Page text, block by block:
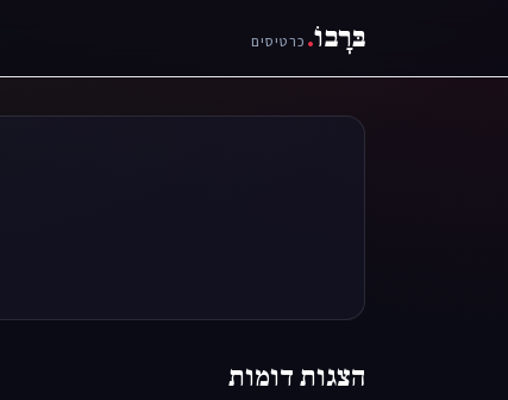
בּרָבוֹ. כרטיסים
הצגות דומות